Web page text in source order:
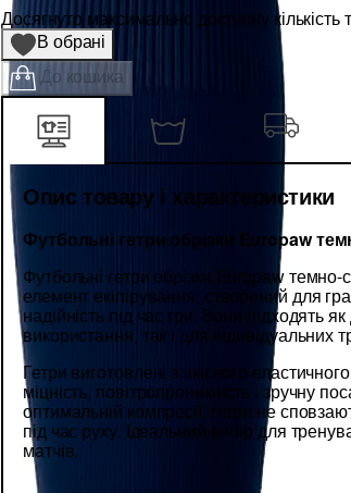
Досягнуто максимально доступну кількість
В обрані
До кошика
Опис товару і характеристики
Футбольні гетри обрізки Europaw
Футбольні гетри обрізки Europaw
елемент екіпірування, створений для
надійність під час гри. Вони підходять
використання, так і для індивідуальних
Гетри виготовлені з якісного
міцність, повітропроникність і зручну
оптимальній компресії, гетри не
під час руху. Ідеальний вибір для
матчів.